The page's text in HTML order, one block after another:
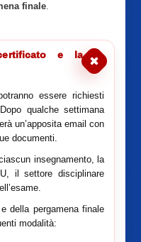
finale.
e la
essere richiesti
qualche settimana
un’apposita email con
documenti.
insegnamento, la
il settore disciplinare
della pergamena finale
modalità: